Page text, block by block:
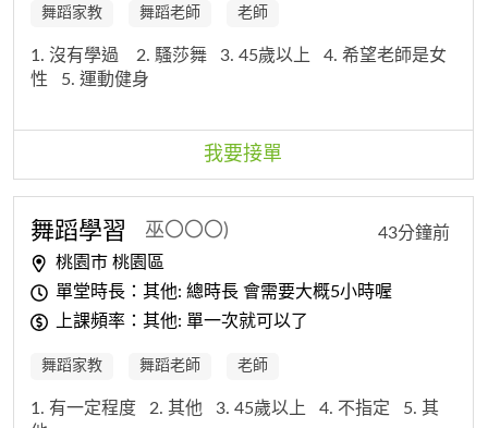
舞蹈家教 舞蹈老師 老師
1. 沒有學過 2. 騷莎舞 3. 45歲以上
4. 希望老師是女
性
5. 運動健身
我要接單
舞蹈學習 巫〇〇〇)
桃園市 桃園區
單堂時長：其他: 總時長 會需要大概5小時喔
上課頻率：其他: 單一次就可以了
43分鐘前
舞蹈家教 舞蹈老師 老師
1. 有一定程度 2. 其他 3. 45歲以上 4. 不指定
5. 其